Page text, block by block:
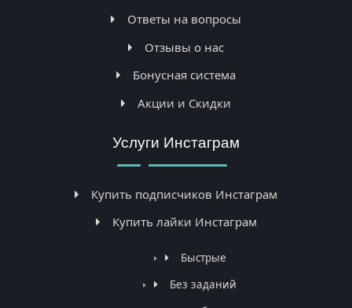
Ответы на вопросы
Отзывы о нас
Бонусная система
Акции и Скидки
Услуги Инстаграм
Купить подписчиков Инстаграм
Купить лайки Инстаграм
Быстрые
Без заданий